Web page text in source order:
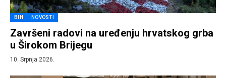
BIH NOVOSTI
Završeni radovi na uređenju hrvatskog grba
u Širokom Brijegu
10. Srpnja 2026.